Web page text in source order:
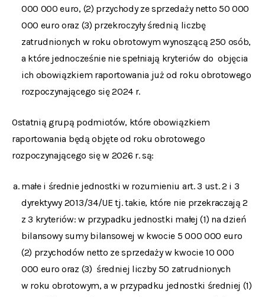
000 000 euro, (2) przychody ze sprzedaży netto 50 000
000 euro oraz (3) przekroczyły średnią liczbę
zatrudnionych w roku obrotowym wynoszącą 250 osób,
a które jednocześnie nie spełniają kryteriów do objęcia
ich obowiązkiem raportowania już od roku obrotowego
rozpoczynającego się 2024 r.
Ostatnią grupą podmiotów, które obowiązkiem
raportowania będą objęte od roku obrotowego
rozpoczynającego się w 2026 r. są:
małe i średnie jednostki w rozumieniu art. 3 ust. 2 i 3
dyrektywy 2013/34/UE tj. takie, które nie przekraczają 2
z 3 kryteriów: w przypadku jednostki małej (1) na dzień
bilansowy sumy bilansowej w kwocie 5 000 000 euro
(2) przychodów netto ze sprzedaży w kwocie 10 000
000 euro oraz (3) średniej liczby 50 zatrudnionych
w roku obrotowym, a w przypadku jednostki średniej (1)